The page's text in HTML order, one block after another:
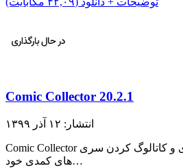
Comic Collector 20.2.1
انتشار: ۱۲ آذر ۱۳۹۹
Comic Collector برنامه ای جهت جمع آوری و کاتالوگ کردن سری
های کمدی خود…